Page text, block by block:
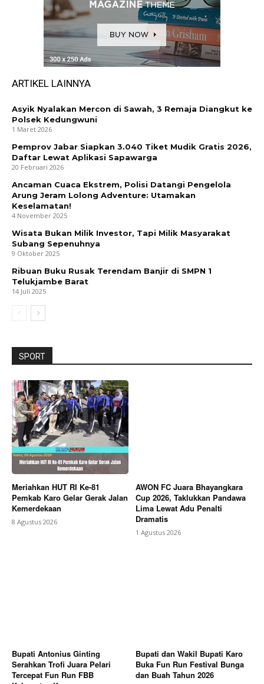
ARTIKEL LAINNYA
Asyik Nyalakan Mercon di Sawah, 3 Remaja Diangkut ke
Polsek Kedungwuni
1 Maret 2026
Pemprov Jabar Siapkan 3.040 Tiket Mudik Gratis 2026,
Daftar Lewat Aplikasi Sapawarga
20 Februari 2026
Ancaman Cuaca Ekstrem, Polisi Datangi Pengelola
Arung Jeram Lolong Adventure: Utamakan
Keselamatan!
4 November 2025
Wisata Bukan Milik Investor, Tapi Milik Masyarakat
Subang Sepenuhnya
9 Oktober 2025
Ribuan Buku Rusak Terendam Banjir di SMPN 1
Telukjambe Barat
14 Juli 2025
SPORT
Meriahkan HUT RI Ke-81
Pemkab Karo Gelar Gerak Jalan
Kemerdekaan
8 Agustus 2026
AWON FC Juara Bhayangkara
Cup 2026, Taklukkan Pandawa
Lima Lewat Adu Penalti
Dramatis
1 Agustus 2026
Bupati Antonius Ginting
Serahkan Trofi Juara Pelari
Tercepat Fun Run FBB
Bupati dan Wakil Bupati Karo
Buka Fun Run Festival Bunga
dan Buah Tahun 2026